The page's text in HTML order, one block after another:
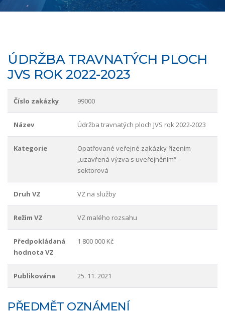
ÚDRŽBA TRAVNATÝCH PLOCH
JVS ROK 2022-2023
Číslo zakázky 99000
Název Údržba travnatých ploch JVS rok 2022-2023
Kategorie
Opatřované veřejné zakázky řízením
„uzavřená výzva s uveřejněním“ -
sektorová
Druh VZ VZ na služby
Režim VZ VZ malého rozsahu
Předpokládaná
hodnota VZ
1 800 000 Kč
Publikována 25. 11. 2021
PŘEDMĚT OZNÁMENÍ